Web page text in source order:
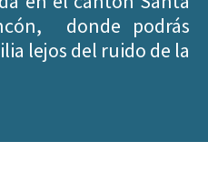
donde podrás
lejos del ruido de la